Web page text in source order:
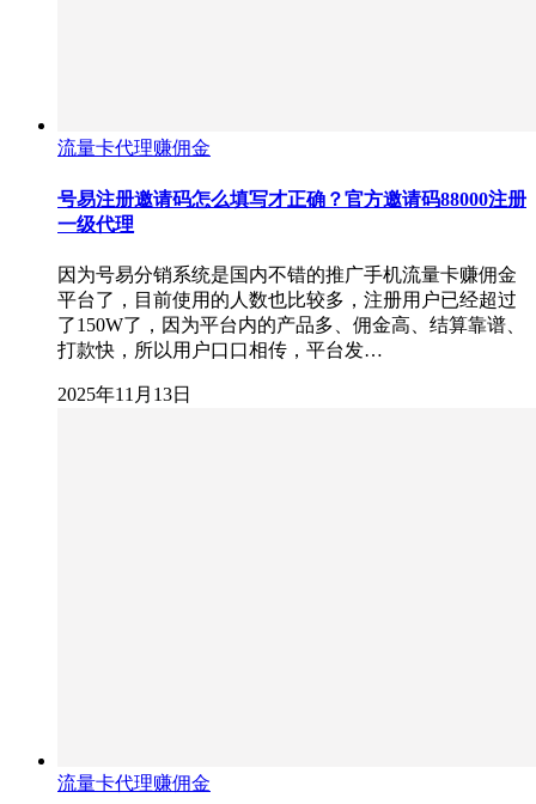
流量卡代理赚佣金
号易注册邀请码怎么填写才正确？官方邀请码88000注册
一级代理
因为号易分销系统是国内不错的推广手机流量卡赚佣金
平台了，目前使用的人数也比较多，注册用户已经超过
了150W了，因为平台内的产品多、佣金高、结算靠谱、
打款快，所以用户口口相传，平台发…
2025年11月13日
流量卡代理赚佣金